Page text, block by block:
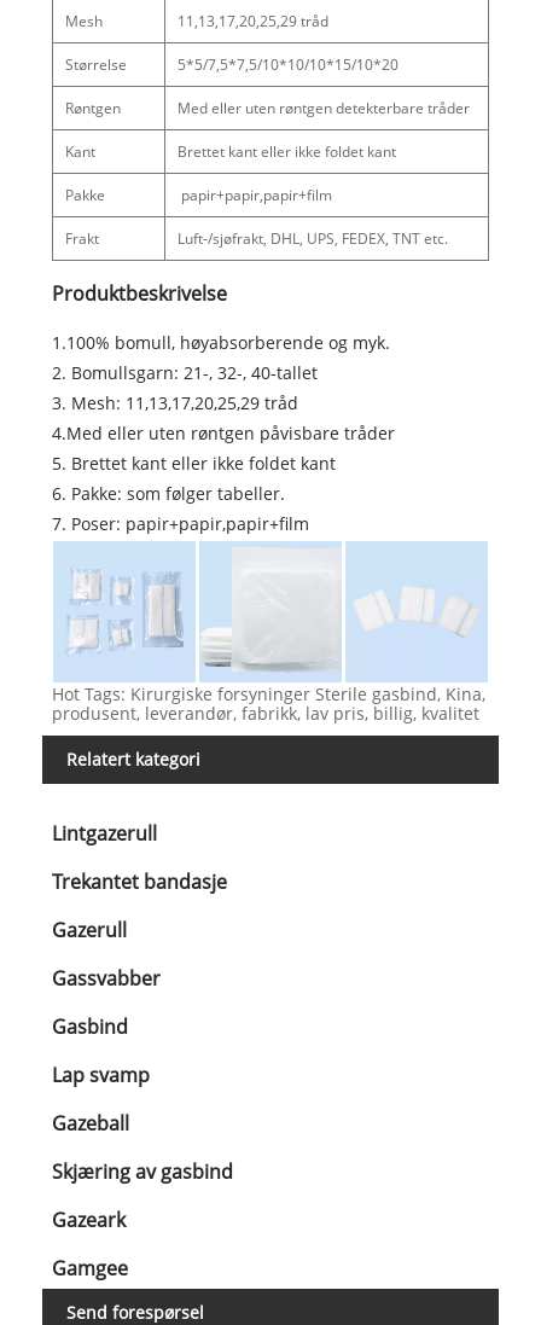
Mesh 11,13,17,20,25,29 tråd
Størrelse 5*5/7,5*7,5/10*10/10*15/10*20
Røntgen Med eller uten røntgen detekterbare tråder
Kant Brettet kant eller ikke foldet kant
Pakke papir+papir,papir+film
Frakt Luft-/sjøfrakt, DHL, UPS, FEDEX, TNT etc.
Produktbeskrivelse
1.100% bomull, høyabsorberende og myk.
2. Bomullsgarn: 21-, 32-, 40-tallet
3. Mesh: 11,13,17,20,25,29 tråd
4.Med eller uten røntgen påvisbare tråder
5. Brettet kant eller ikke foldet kant
6. Pakke: som følger tabeller.
7. Poser: papir+papir,papir+film
Hot Tags: Kirurgiske forsyninger Sterile gasbind, Kina,
produsent, leverandør, fabrikk, lav pris, billig, kvalitet
Relatert kategori
Lintgazerull
Trekantet bandasje
Gazerull
Gassvabber
Gasbind
Lap svamp
Gazeball
Skjæring av gasbind
Gazeark
Gamgee
Send forespørsel